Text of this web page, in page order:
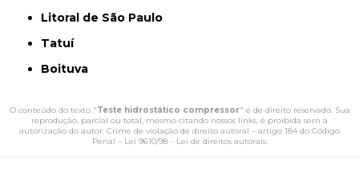
Litoral de São Paulo
Tatuí
Boituva
O conteúdo do texto "Teste hidrostático compressor" é de direito reservado. Sua
reprodução, parcial ou total, mesmo citando nossos links, é proibida sem a
autorização do autor. Crime de violação de direito autoral – artigo 184 do Código
Penal – Lei 9610/98 - Lei de direitos autorais.